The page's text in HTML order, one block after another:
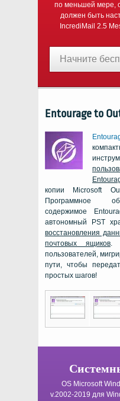
по меньшей мере,
должен быть
IncrediMail 2.5
Начните
Entourage to
копии
Microsoft
Программное
содержимое
автономный
PST
восстановления
почтовых ящиков.
пользователей,
пути, чтобы
простых шагов!
OS Microsoft
v.2002-2019 для